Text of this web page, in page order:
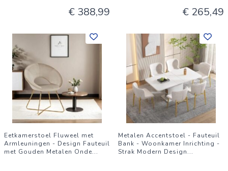
€ 388,99 € 265,49
Eetkamerstoel Fluweel met
Armleuningen - Design Fauteuil
met Gouden Metalen Onde...
Metalen Accentstoel - Fauteuil
Bank - Woonkamer Inrichting -
Strak Modern Design...